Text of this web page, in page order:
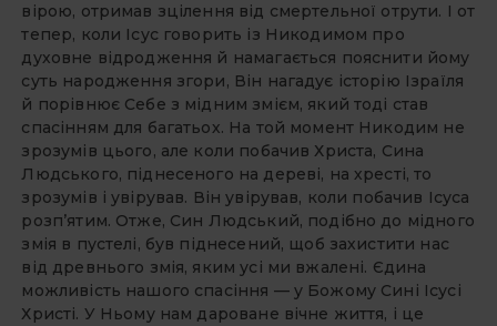
вірою, отримав зцілення від смертельної отрути. І от
тепер, коли Ісус говорить із Никодимом про
духовне відродження й намагається пояснити йому
суть народження згори, Він нагадує історію Ізраїля
й порівнює Себе з мідним змієм, який тоді став
спасінням для багатьох. На той момент Никодим не
зрозумів цього, але коли побачив Христа, Сина
Людського, піднесеного на дереві, на хресті, то
зрозумів і увірував. Він увірував, коли побачив Ісу­са
розп’ятим. Отже, Син Людський, подібно до мідного
змія в пустелі, був піднесений, щоб захистити нас
від древнього змія, яким усі ми вжалені. Єдина
можливість нашого спасіння — у Божому Сині Ісусі
Христі. У Ньому нам дароване віч­не життя, і це